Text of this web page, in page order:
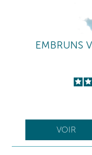
EMBRUNS
VOIR